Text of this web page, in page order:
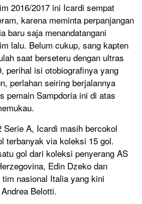
2016/2017 ini Icardi sempat
karena meminta perpanjangan
baru saja menandatangani
lalu. Belum cukup, sang kapten
saat berseteru dengan ultras
perihal isi otobiografinya yang
perlahan seiring berjalannya
pemain Sampdoria ini di atas
Serie A, Icardi masih bercokol
terbanyak via koleksi 15 gol.
gol dari koleksi penyerang AS
Edin Dzeko dan
nasional Italia yang kini
Belotti.